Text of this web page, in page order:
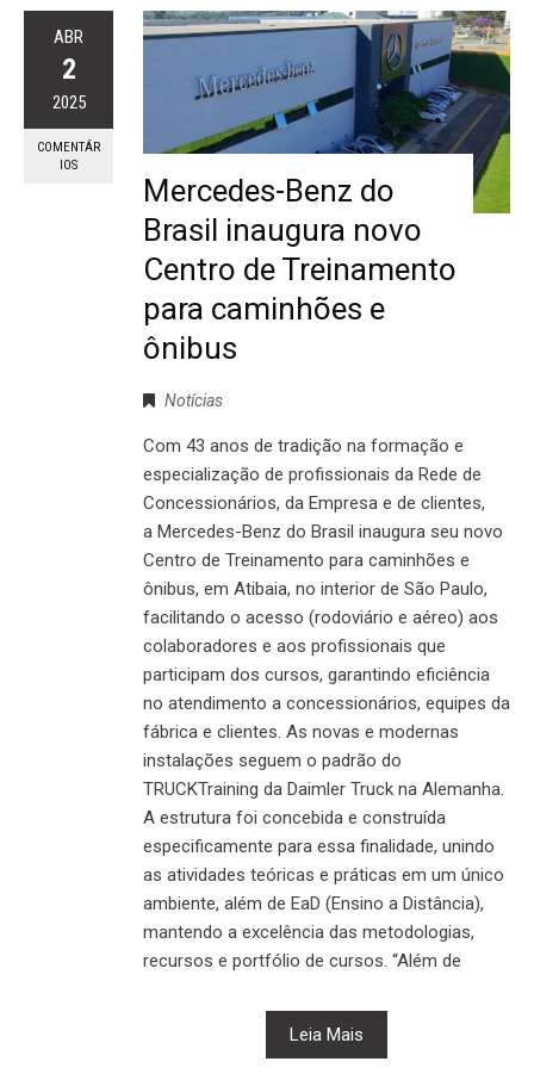
ABR
2
2025
COMENTÁR
IOS
Mercedes-Benz do
Brasil inaugura novo
Centro de Treinamento
para caminhões e
ônibus
Notícias
Com 43 anos de tradição na formação e
especialização de profissionais da Rede de
Concessionários, da Empresa e de clientes,
a Mercedes-Benz do Brasil inaugura seu novo
Centro de Treinamento para caminhões e
ônibus, em Atibaia, no interior de São Paulo,
facilitando o acesso (rodoviário e aéreo) aos
colaboradores e aos profissionais que
participam dos cursos, garantindo eficiência
no atendimento a concessionários, equipes da
fábrica e clientes. As novas e modernas
instalações seguem o padrão do
TRUCKTraining da Daimler Truck na Alemanha.
A estrutura foi concebida e construída
especificamente para essa finalidade, unindo
as atividades teóricas e práticas em um único
ambiente, além de EaD (Ensino a Distância),
mantendo a excelência das metodologias,
recursos e portfólio de cursos. “Além de
Leia Mais